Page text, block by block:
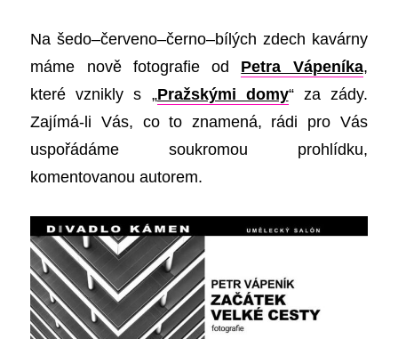
Na šedo–červeno–černo–bílých zdech kavárny
máme nově fotografieod Petra Vápeníka,
které vznikly s „Pražskými domy“ za zády.
Zajímá-li Vás, co to znamená, rádi pro Vás
uspořádáme soukromou prohlídku,
komentovanou autorem.